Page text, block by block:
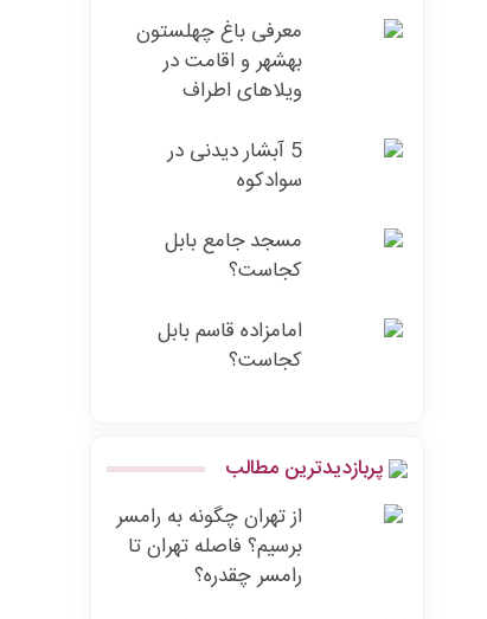
معرفی باغ چهلستون
بهشهر و اقامت در
ویلاهای اطراف
5 آبشار دیدنی در
سوادکوه
مسجد جامع بابل
کجاست؟
امامزاده قاسم بابل
کجاست؟
پربازدیدترین مطالب
از تهران چگونه به رامسر
برسیم؟ فاصله تهران تا
رامسر چقدره؟